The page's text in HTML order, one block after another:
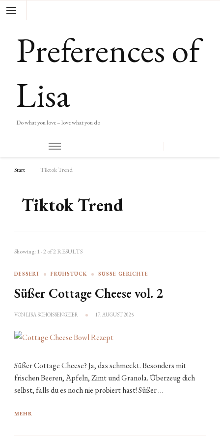
Preferences of
Lisa
Do what you love – love what you do
Start Tiktok Trend
Tiktok Trend
Showing: 1 - 2 of 2 RESULTS
DESSERT FRÜHSTÜCK SÜSSE GERICHTE
Süßer Cottage Cheese vol. 2
VONLISA SCHOISSENGEIER 17. AUGUST 2025
Süßer Cottage Cheese? Ja, das schmeckt. Besonders mit
frischen Beeren, Äpfeln, Zimt und Granola. Überzeug dich
selbst, falls du es noch nie probiert hast! Süßer …
MEHR